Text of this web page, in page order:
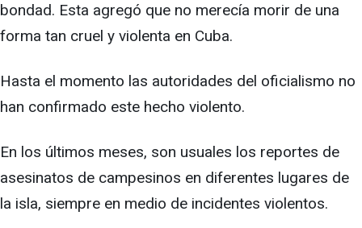
bondad. Esta agregó que no merecía morir de una
forma tan cruel y violenta en Cuba.
Hasta el momento las autoridades del oficialismo no
han confirmado este hecho violento.
En los últimos meses, son usuales los reportes de
asesinatos de campesinos en diferentes lugares de
la isla, siempre en medio de incidentes violentos.